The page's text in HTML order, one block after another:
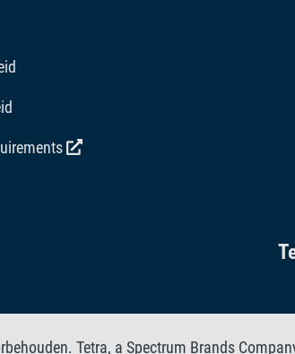
Tetra, a Spectrum Brands